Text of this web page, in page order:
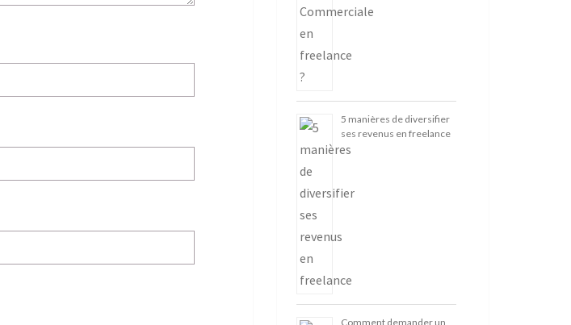
5 manières de diversifier
ses revenus en freelance
Comment demander un